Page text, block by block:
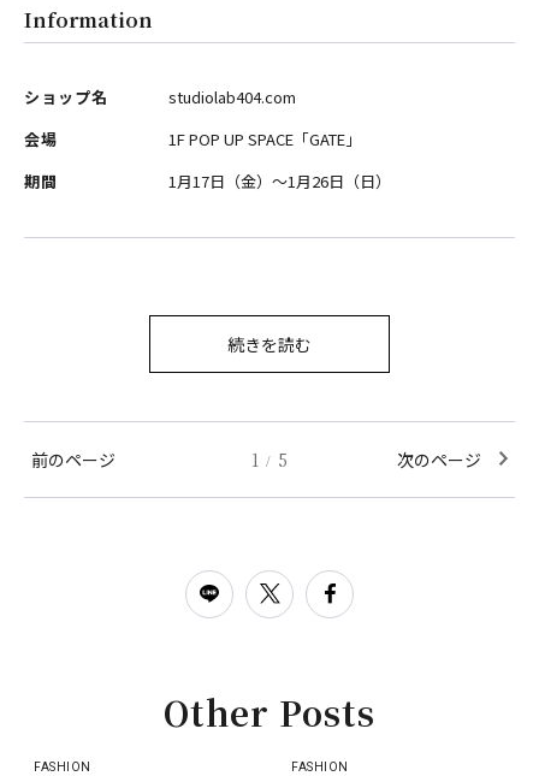
Information
ショップ名
studiolab404.com
会場
1F POP UP SPACE「GATE」
期間
1月17日（金）〜1月26日（日）
続きを読む
前のページ 1 / 5 次のページ
Other Posts
FASHION FASHION